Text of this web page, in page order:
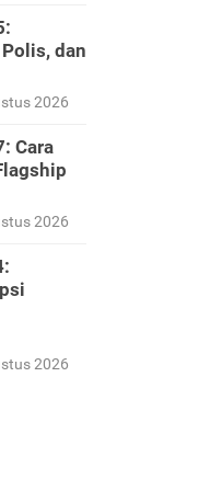
dan
2026
Cara
2026
2026